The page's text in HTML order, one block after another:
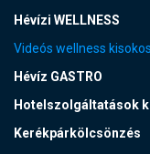
Hévízi WELLNESS
Videós wellness kisokos
Hévíz GASTRO
Hotelszolgáltatások
Kerékpárkölcsönzés